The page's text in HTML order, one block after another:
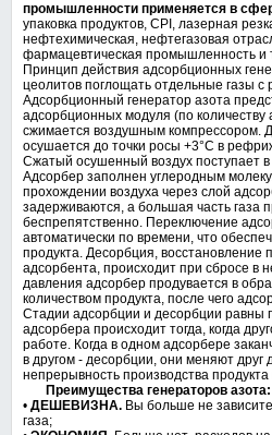
промышленности применяется в
упаковка продуктов, CPI, лазерная
нефтехимическая, нефтегазовая
фармацевтическая промышленность и
Принцип действия адсорбционных
цеолитов поглощать отдельные газы с
Адсорбционный генератор азота
адсорбционных модуля (по количеству
сжимается воздушным компрессором.
осушается до точки росы +3°С в
Сжатый осушенный воздух поступает
Адсорбер заполнен углеродным
прохождении воздуха через слой
задерживаются, а большая часть газа
беспрепятственно. Переключение
автоматически по времени, что
продукта. Десорбция, восстановление
адсорбента, происходит при сбросе в
давления адсорбер продувается в
количеством продукта, после чего
Стадии адсорбции и десорбции равны
адсорбера происходит тогда, когда
работе. Когда в одном адсорбере
в другом - десорбции, они меняют друг
непрерывность производства продукта
Преимущества генераторов азота:
• ДЕШЕВИЗНА. Вы больше не
газа;